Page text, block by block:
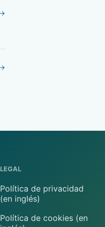
LEGAL
Política de privacidad
(en inglés)
Política de cookies (en